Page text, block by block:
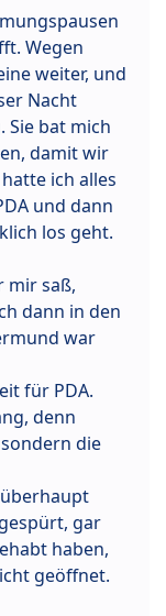
Wegen
weiter, und
Nacht
Sie bat mich
damit wir
ich alles
und dann
los geht.
mir saß,
dann in den
war
für PDA.
denn
die
gar
haben,
geöffnet.